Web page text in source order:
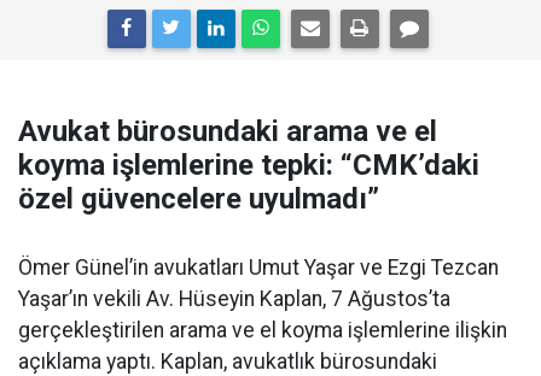
Avukat bürosundaki arama ve el
koyma işlemlerine tepki: “CMK’daki
özel güvencelere uyulmadı”
Ömer Günel’in avukatları Umut Yaşar ve Ezgi Tezcan
Yaşar’ın vekili Av. Hüseyin Kaplan, 7 Ağustos’ta
gerçekleştirilen arama ve el koyma işlemlerine ilişkin
açıklama yaptı. Kaplan, avukatlık bürosundaki